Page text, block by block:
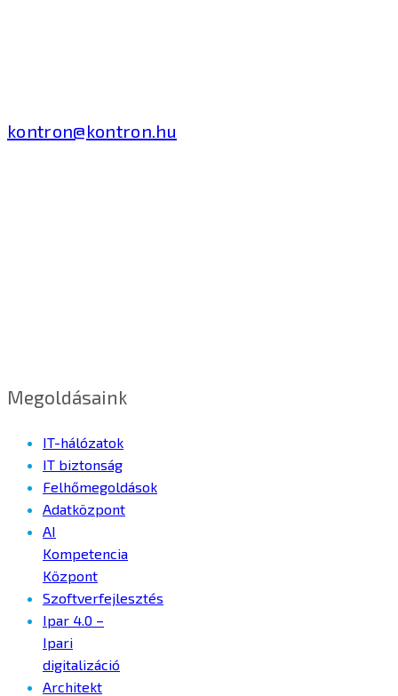
kontron@kontron.hu
Megoldásaink
IT-hálózatok
IT biztonság
Felhőmegoldások
Adatközpont
AI
Kompetencia
Központ
Szoftverfejlesztés
Ipar 4.0 –
Ipari
digitalizáció
Architekt